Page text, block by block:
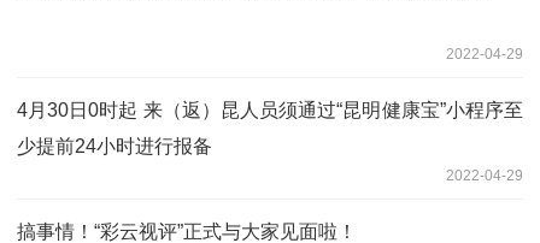
2022-04-29
4月30日0时起 来（返）昆人员须通过“昆明健康宝”小程序至
少提前24小时进行报备
2022-04-29
搞事情！“彩云视评”正式与大家见面啦！